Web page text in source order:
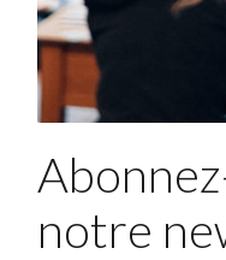
notre